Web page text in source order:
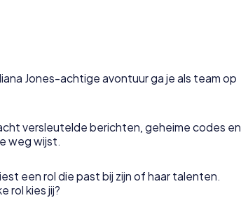
Jones-achtige avontuur ga je als team op
versleutelde berichten, geheime codes en
weg wijst.
een rol die past bij zijn of haar talenten.
rol kies jij?